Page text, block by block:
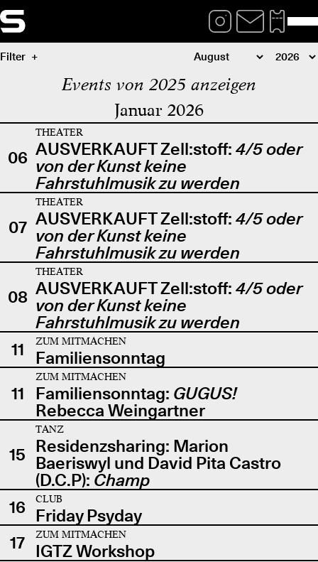
Filter
Events von 2025 anzeigen
Januar 2026
06
THEATER
AUSVERKAUFT Zell:stoff: 4/5 oder
von der Kunst keine
Fahrstuhlmusik zu werden
07
THEATER
AUSVERKAUFT Zell:stoff: 4/5 oder
von der Kunst keine
Fahrstuhlmusik zu werden
08
THEATER
AUSVERKAUFT Zell:stoff: 4/5 oder
von der Kunst keine
Fahrstuhlmusik zu werden
11
ZUM MITMACHEN
Familiensonntag
11
ZUM MITMACHEN
Familiensonntag: GUGUS!
Rebecca Weingartner
15
TANZ
Residenzsharing: Marion
Baeriswyl und David Pita Castro
(D.C.P): Champ
16
CLUB
Friday Psyday
17
ZUM MITMACHEN
IGTZ Workshop